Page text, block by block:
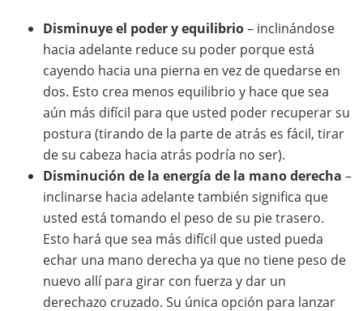
Disminuye el poder y equilibrio– inclinándose
hacia adelante reduce su poder porque está
cayendo hacia una pierna en vez de quedarse en
dos. Esto crea menos equilibrio y hace que sea
aún más difícil para que usted poder recuperar su
postura (tirando de la parte de atrás es fácil, tirar
de su cabeza hacia atrás podría no ser).
Disminución de la energía de la mano derecha –
inclinarse hacia adelante también significa que
usted está tomando el peso de su pie trasero.
Esto hará que sea más difícil que usted pueda
echar una mano derecha ya que no tiene peso de
nuevo allí para girar con fuerza y dar un
derechazo cruzado. Su única opción para lanzar